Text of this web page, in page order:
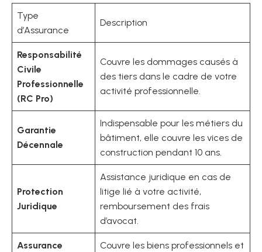
Type
d’Assurance
Description
Responsabilité
Civile
Professionnelle
(RC Pro)
Couvre les dommages causés à
des tiers dans le cadre de votre
activité professionnelle.
Garantie
Décennale
Indispensable pour les métiers du
bâtiment, elle couvre les vices de
construction pendant 10 ans.
Protection
Juridique
Assistance juridique en cas de
litige lié à votre activité,
remboursement des frais
d’avocat.
Assurance
Couvre les biens professionnels et